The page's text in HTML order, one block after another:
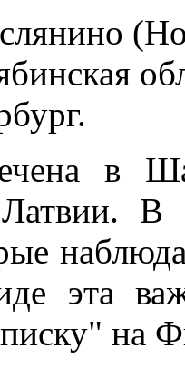
в
В
эта
на